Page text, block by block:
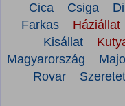
Cica
Csiga
Farkas
Háziállat
Kisállat
Magyarország
Rovar
Szeretet